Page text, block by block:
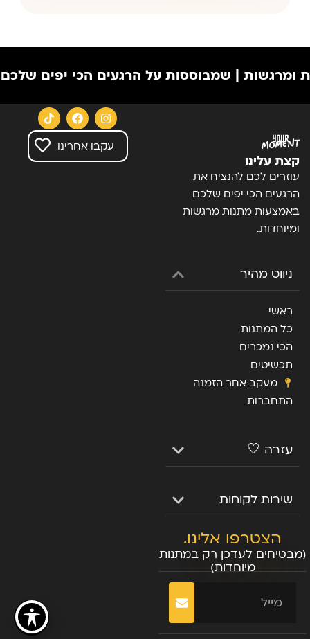
| שמבוססות על הרגעים הכי יפים שלכם |
קצת עלינו
עוזרים לכם להנציח את
הרגעים הכי יפים שלכם
באמצעות מתנות מרגשות
ומיוחדות.
ניווט מהיר
ראשי
כל המתנות
הכי נמכרים
תכשיטים
מעקב אחר הזמנה
התחברות
עזרה 🤍
שירות לקוחות
הצטרפו אלינו.
(מבטיחים לעדכן רק במתנות
מיוחדות)
שליחה
עקבו אחרינו